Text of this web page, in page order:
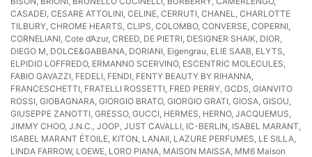
CASADEI, CESARE ATTOLINI, CELINE, CERRUTI, CHANEL, CHARLOTTE
TILBURY, CHROME HEARTS, CLIPS, COLOMBO, CONVERSE, COPERNI,
CORNELIANI, Cote d’Azur, CREED, DE PIETRI, DESIGNER SHAIK, DIOR,
DIEGO M, DOLCE&GABBANA, DORIANI, Eigengrau, ELIE SAAB, ELYTS,
ELPIDIO LOFFREDO, ERMANNO SCERVINO, ESCENTRIC MOLECULES,
FABIO GAVAZZI, FEDELI, FENDI, FENTY BEAUTY BY RIHANNA,
FRANCESCHETTI, FRATELLI ROSSETTI, FRED PERRY, GCDS, GIANVITO
ROSSI, GIOBAGNARA, GIORGIO BRATO, GIORGIO GRATI, GIOSA, GISOU,
GIUSEPPE ZANOTTI, GRESSO, GUCCI, HERMES, HERNO, JACQUEMUS,
JIMMY CHOO, J.N.C., JOOP, JUST CAVALLI, IC-BERLIN, ISABEL MARANT,
ISABEL MARANT ÉTOILE, KITON, LANAII, LAZURE PERFUMES, LE SILLA,
LINDA FARROW, LOEWE, LORO PIANA, MAISON MAISSA, MM6 Maison